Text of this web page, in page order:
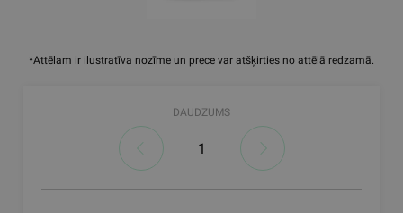
*Attēlam ir ilustratīva nozīme un prece var atšķirties no attēlā redzamā.
DAUDZUMS